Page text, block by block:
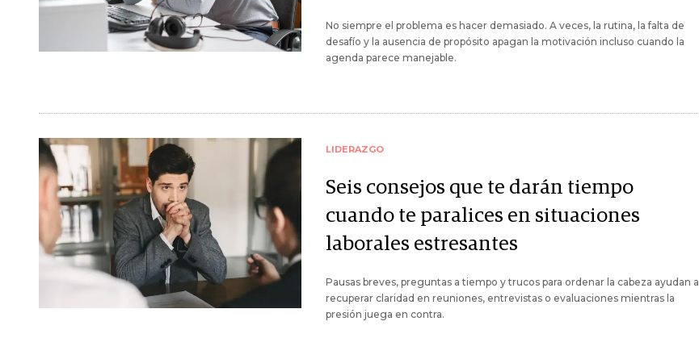
No siempre el problema es hacer demasiado. A veces, la rutina, la falta de
desafío y la ausencia de propósito apagan la motivación incluso cuando la
agenda parece manejable.
LIDERAZGO
Seis consejos que te darán tiempo
cuando te paralices en situaciones
laborales estresantes
Pausas breves, preguntas a tiempo y trucos para ordenar la cabeza ayudan a
recuperar claridad en reuniones, entrevistas o evaluaciones mientras la
presión juega en contra.